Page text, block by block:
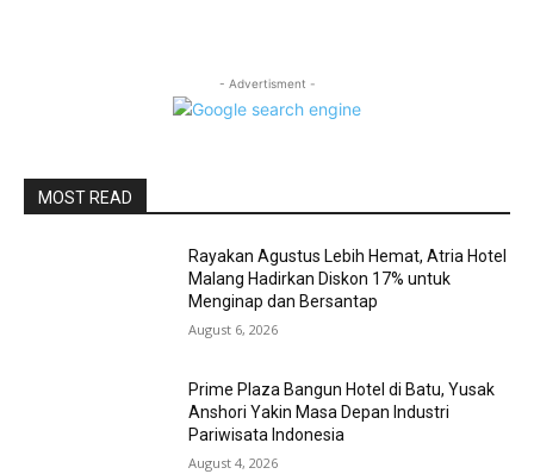
- Advertisment -
MOST READ
Rayakan Agustus Lebih Hemat, Atria Hotel
Malang Hadirkan Diskon 17% untuk
Menginap dan Bersantap
August 6, 2026
Prime Plaza Bangun Hotel di Batu, Yusak
Anshori Yakin Masa Depan Industri
Pariwisata Indonesia
August 4, 2026